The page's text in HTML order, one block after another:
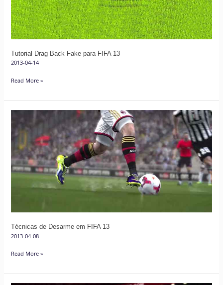
Tutorial Drag Back Fake para FIFA 13
2013-04-14
13
Read More »
Técnicas de Desarme em FIFA 13
2013-04-08
Desarme
em
FIFA
13
Read More »